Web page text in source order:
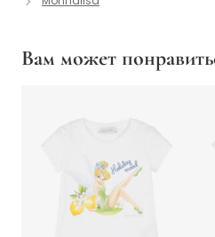
Вам может